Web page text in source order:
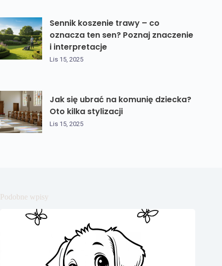
Sennik koszenie trawy – co
oznacza ten sen? Poznaj znaczenie
i interpretacje
Lis 15, 2025
Jak się ubrać na komunię dziecka?
Oto kilka stylizacji
Lis 15, 2025
Podobne wpisy